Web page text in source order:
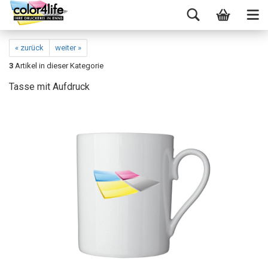
« zurück
weiter »
3 Artikel in dieser Kategorie
Tasse mit Aufdruck